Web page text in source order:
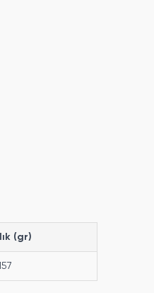
(gr)